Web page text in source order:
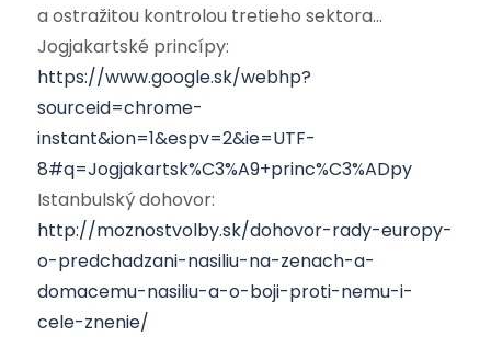
a ostražitou kontrolou tretieho sektora…
Jogjakartské princípy:
https://www.google.sk/webhp?
sourceid=chrome-
instant&ion=1&espv=2&ie=UTF-
8#q=Jogjakartsk%C3%A9+princ%C3%ADpy
Istanbulský dohovor:
http://moznostvolby.sk/dohovor-rady-europy-
o-predchadzani-nasiliu-na-zenach-a-
domacemu-nasiliu-a-o-boji-proti-nemu-i-
cele-znenie/